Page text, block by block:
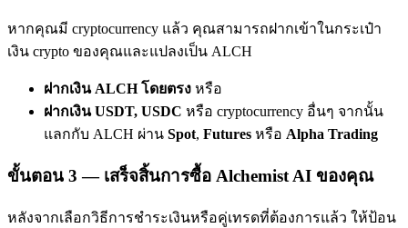
BTC Welcome Rewards
Deposit & Trade BTC to Share 25000 USDT prize pool!
Share 500000 CASHCAT prize pool
หากคุณมี cryptocurrency แล้ว คุณสามารถฝากเข้าในกระเป๋า
เงิน crypto ของคุณและแปลงเป็น ALCH
ฝากเงิน ALCH โดยตรง หรือ
ฝากเงิน USDT, USDC หรือ cryptocurrency อื่นๆ จากนั้น
แลกกับ ALCH ผ่าน Spot, Futures หรือ Alpha Trading
ขั้นตอน 3 — เสร็จสิ้นการซื้อ Alchemist AI ของคุณ
หลังจากเลือกวิธีการชำระเงินหรือคู่เทรดที่ต้องการแล้ว ให้ป้อน